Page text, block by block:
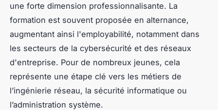
une forte dimension professionnalisante. La
formation est souvent proposée en alternance,
augmentant ainsi l'employabilité, notamment dans
les secteurs de la cybersécurité et des réseaux
d'entreprise. Pour de nombreux jeunes, cela
représente une étape clé vers les métiers de
l’ingénierie réseau, la sécurité informatique ou
l’administration système.